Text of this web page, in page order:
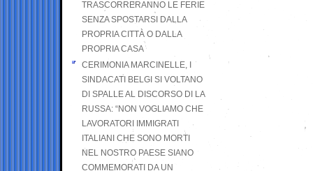
TRASCORRERANNO LE FERIE
SENZA SPOSTARSI DALLA
PROPRIA CITTÀ O DALLA
PROPRIA CASA
CERIMONIA MARCINELLE, I
SINDACATI BELGI SI VOLTANO
DI SPALLE AL DISCORSO DI LA
RUSSA: “NON VOGLIAMO CHE
LAVORATORI IMMIGRATI
ITALIANI CHE SONO MORTI
NEL NOSTRO PAESE SIANO
COMMEMORATI DA UN